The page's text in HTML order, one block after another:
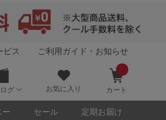
ビス ご利用ガイド・お知らせ
グ お気に入り カート
ー セール 定期お届け